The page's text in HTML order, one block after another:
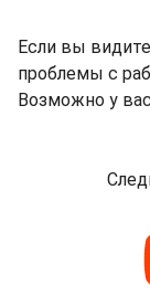
Если вы
проблемы с
Возможно у